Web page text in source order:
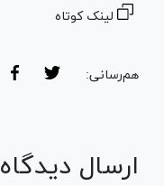
لینک کوتاه
هم‌رسانی:
ارسال دیدگاه